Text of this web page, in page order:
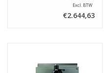
Excl. BTW
€2.644,63